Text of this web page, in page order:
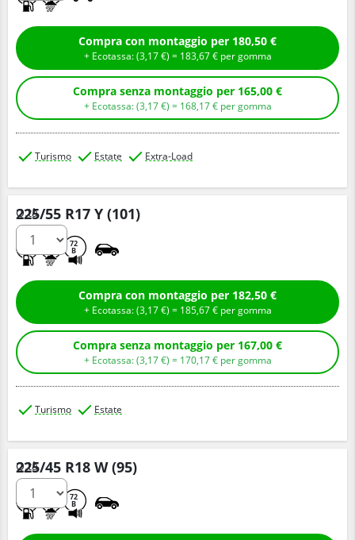
Compra con montaggio per 180,50 €
+ Ecotassa: (3,17€ ) = 183,67€ per gomma
Compra senza montaggio per 165,00 €
+ Ecotassa: (3,17€ ) = 168,17€ per gomma
Turismo Estate Extra-Load
225/55 R17 Y (101)
72
B
Q.tà
Compra con montaggio per 182,50 €
+ Ecotassa: (3,17€ ) = 185,67€ per gomma
Compra senza montaggio per 167,00 €
+ Ecotassa: (3,17€ ) = 170,17€ per gomma
Turismo Estate
225/45 R18 W (95)
72
B
Q.tà